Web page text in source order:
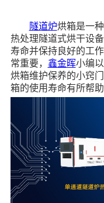
隧道炉烘箱是一
热处理隧道式烘干设
寿命并保持良好的工
常重要， 鑫金晖小编
烘箱维护保养的小窍
箱的使用寿命有所帮助